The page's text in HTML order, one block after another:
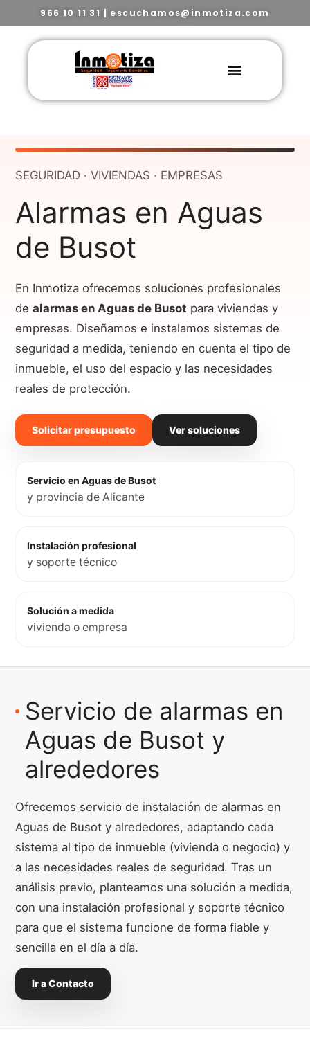
966 10 11 31 | escuchamos@inmotiza.com
SEGURIDAD · VIVIENDAS · EMPRESAS
Alarmas en Aguas
de Busot
En Inmotiza ofrecemos soluciones profesionales
de alarmas en Aguas de Busot para viviendas y
empresas. Diseñamos e instalamos sistemas de
seguridad a medida, teniendo en cuenta el tipo de
inmueble, el uso del espacio y las necesidades
reales de protección.
Solicitar presupuesto Ver soluciones
Servicio en Aguas de Busot
y provincia de Alicante
Instalación profesional
y soporte técnico
Solución a medida
vivienda o empresa
Servicio de alarmas en
Aguas de Busot y
alrededores
Ofrecemos servicio de instalación de alarmas en
Aguas de Busot y alrededores, adaptando cada
sistema al tipo de inmueble (vivienda o negocio) y
a las necesidades reales de seguridad. Tras un
análisis previo, planteamos una solución a medida,
con una instalación profesional y soporte técnico
para que el sistema funcione de forma fiable y
sencilla en el día a día.
Ir a Contacto